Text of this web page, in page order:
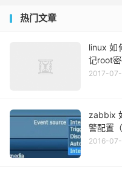
热门文章
linux 如
记root
2017-07-
zabbix
警配置
2016-